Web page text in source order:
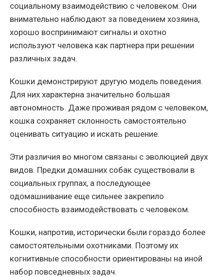
социальному взаимодействию с человеком. Они
внимательно наблюдают за поведением хозяина,
хорошо воспринимают сигналы и охотно
используют человека как партнера при решении
различных задач.
Кошки демонстрируют другую модель поведения.
Для них характерна значительно большая
автономность. Даже проживая рядом с человеком,
кошка сохраняет склонность самостоятельно
оценивать ситуацию и искать решение.
Эти различия во многом связаны с эволюцией двух
видов. Предки домашних собак существовали в
социальных группах, а последующее
одомашнивание еще сильнее закрепило
способность взаимодействовать с человеком.
Кошки, напротив, исторически были гораздо более
самостоятельными охотниками. Поэтому их
когнитивные способности ориентированы на иной
набор повседневных задач.